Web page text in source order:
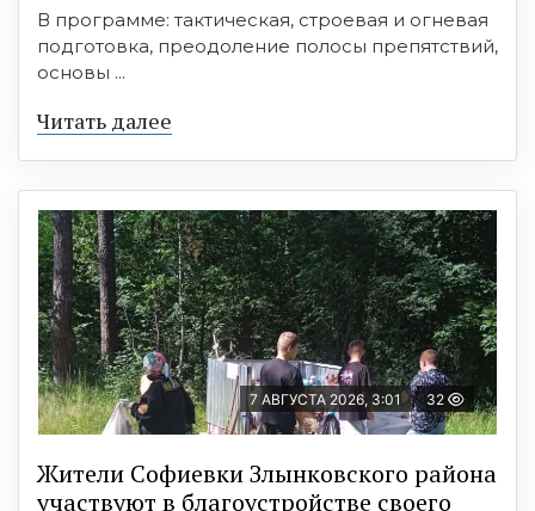
В программе: тактическая, строевая и огневая
подготовка, преодоление полосы препятствий,
основы ...
Читать далее
7 АВГУСТА 2026, 3:01 32
Жители Софиевки Злынковского района
участвуют в благоустройстве своего